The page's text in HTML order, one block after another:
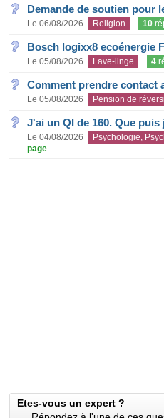
Demande de soutien pour
Le 06/08/2026 Religion 10
Bosch logixx8 ecoénergie
Le 05/08/2026 Lave-linge 4
Comment prendre contact
Le 05/08/2026 Pension de
J'ai un QI de 160. Que
Le 04/08/2026 Psychologie,
page
Etes-vous un expert ?